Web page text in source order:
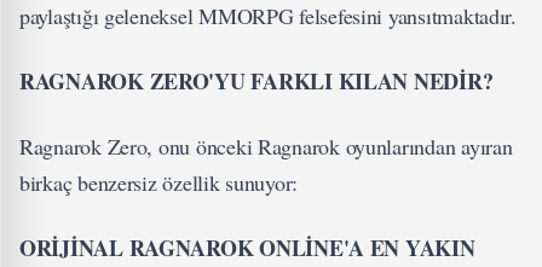
paylaştığı geleneksel MMORPG felsefesini yansıtmaktadır.
RAGNAROK ZERO'YU FARKLI KILAN NEDİR?
Ragnarok Zero, onu önceki Ragnarok oyunlarından ayıran
birkaç benzersiz özellik sunuyor:
ORİJİNAL RAGNAROK ONLİNE'A EN YAKIN